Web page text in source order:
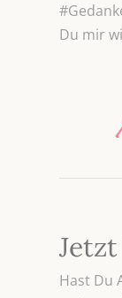
Du mir
Hast Du